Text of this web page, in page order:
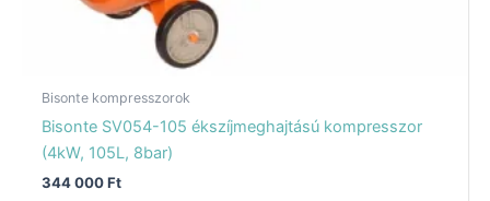
Bisonte kompresszorok
Bisonte SV054-105 ékszíjmeghajtású kompresszor
(4kW, 105L, 8bar)
344 000Ft